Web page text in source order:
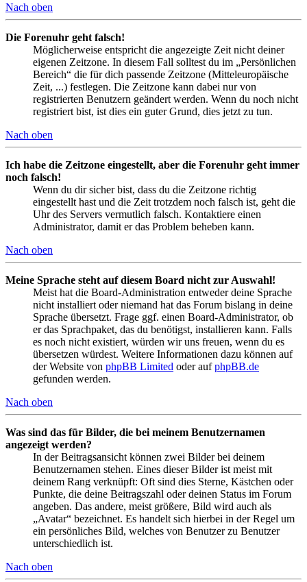
Nach oben
Die Forenuhr geht falsch!
Möglicherweise entspricht die angezeigte Zeit nicht deiner
eigenen Zeitzone. In diesem Fall solltest du im „Persönlichen
Bereich“ die für dich passende Zeitzone (Mitteleuropäische
Zeit, ...) festlegen. Die Zeitzone kann dabei nur von
registrierten Benutzern geändert werden. Wenn du noch nicht
registriert bist, ist dies ein guter Grund, dies jetzt zu tun.
Nach oben
Ich habe die Zeitzone eingestellt, aber die Forenuhr geht immer
noch falsch!
Wenn du dir sicher bist, dass du die Zeitzone richtig
eingestellt hast und die Zeit trotzdem noch falsch ist, geht die
Uhr des Servers vermutlich falsch. Kontaktiere einen
Administrator, damit er das Problem beheben kann.
Nach oben
Meine Sprache steht auf diesem Board nicht zur Auswahl!
Meist hat die Board-Administration entweder deine Sprache
nicht installiert oder niemand hat das Forum bislang in deine
Sprache übersetzt. Frage ggf. einen Board-Administrator, ob
er das Sprachpaket, das du benötigst, installieren kann. Falls
es noch nicht existiert, würden wir uns freuen, wenn du es
übersetzen würdest. Weitere Informationen dazu können auf
der Website von phpBB Limited oder aufphpBB.de
gefunden werden.
Nach oben
Was sind das für Bilder, die bei meinem Benutzernamen
angezeigt werden?
In der Beitragsansicht können zwei Bilder bei deinem
Benutzernamen stehen. Eines dieser Bilder ist meist mit
deinem Rang verknüpft: Oft sind dies Sterne, Kästchen oder
Punkte, die deine Beitragszahl oder deinen Status im Forum
angeben. Das andere, meist größere, Bild wird auch als
„Avatar“ bezeichnet. Es handelt sich hierbei in der Regel um
ein persönliches Bild, welches von Benutzer zu Benutzer
unterschiedlich ist.
Nach oben